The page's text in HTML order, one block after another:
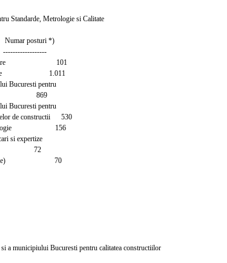
Standarde, Metrologie si Calitate
*)
101
1.011
Bucuresti pentru
869
Bucuresti pentru
de constructii 530
metrologie 156
si expertize
72
70
a municipiului Bucuresti pentru calitatea constructiilor